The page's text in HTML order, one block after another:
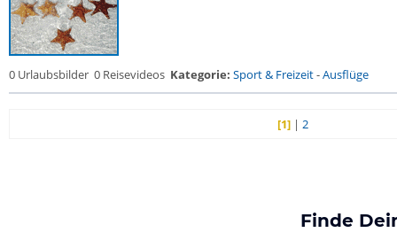
0 Urlaubsbilder 0 Reisevideos Kategorie: Sport & Freizeit-Ausflüge
[1] |2
Finde